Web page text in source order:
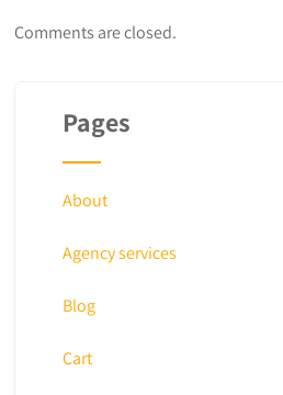
Comments are closed.
Pages
About
Agency services
Blog
Cart